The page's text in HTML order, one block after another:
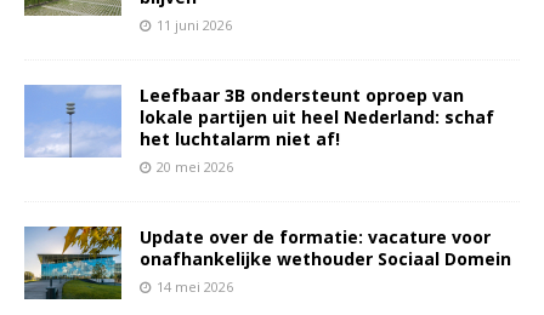
11 juni 2026
Leefbaar 3B ondersteunt oproep van
lokale partijen uit heel Nederland: schaf
het luchtalarm niet af!
20 mei 2026
Update over de formatie: vacature voor
onafhankelijke wethouder Sociaal Domein
14 mei 2026